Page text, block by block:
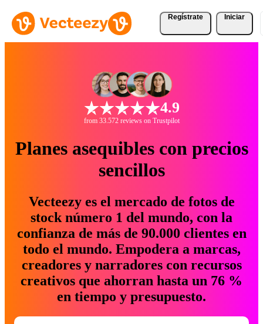
Regístrate Iniciar
4.9
from 33.572 reviews on Trustpilot
Planes asequibles con precios
sencillos
Vecteezy es el mercado de fotos de
stock número 1 del mundo, con la
confianza de más de 90.000 clientes en
todo el mundo. Empodera a marcas,
creadores y narradores con recursos
creativos que ahorran hasta un 76 %
en tiempo y presupuesto.